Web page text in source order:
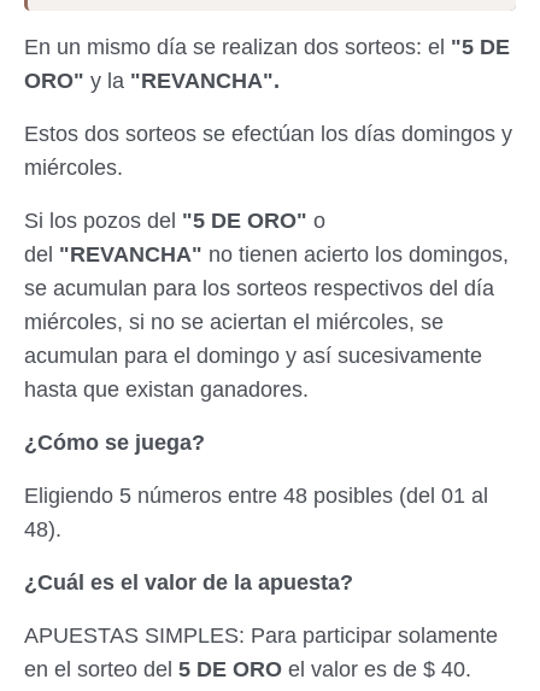
En un mismo día se realizan dos sorteos: el "5 DE
ORO" y la "REVANCHA".
Estos dos sorteos se efectúan los días domingos y
miércoles.
Si los pozos del "5 DE ORO" o
del "REVANCHA" no tienen acierto los domingos,
se acumulan para los sorteos respectivos del día
miércoles, si no se aciertan el miércoles, se
acumulan para el domingo y así sucesivamente
hasta que existan ganadores.
¿Cómo se juega?
Eligiendo 5 números entre 48 posibles (del 01 al
48).
¿Cuál es el valor de la apuesta?
APUESTAS SIMPLES: Para participar solamente
en el sorteo del 5 DE ORO el valor es de $ 40.